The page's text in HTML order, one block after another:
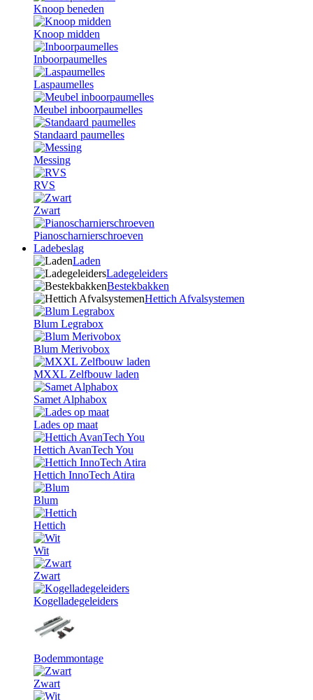
Knoop beneden
Knoop midden
Inboorpaumelles
Laspaumelles
Meubel inboorpaumelles
Standaard paumelles
Messing
RVS
Zwart
Pianoscharnierschroeven
Ladebeslag
Laden
Ladegeleiders
Bestekbakken
Hettich Afvalsystemen
Blum Legrabox
Blum Merivobox
MXXL Zelfbouw laden
Samet Alphabox
Lades op maat
Hettich AvanTech You
Hettich InnoTech Atira
Blum
Hettich
Wit
Zwart
Kogelladegeleiders
Bodemmontage
Zwart